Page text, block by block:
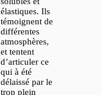
élastiques. Ils
témoignent de
différentes
atmosphères,
et tentent
d’articuler ce
qui à été
délaissé par le
trop plein